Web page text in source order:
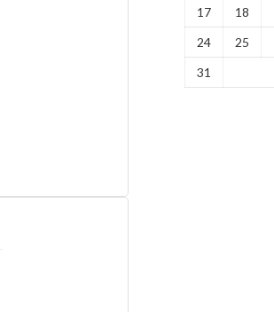
17
18
24
25
31